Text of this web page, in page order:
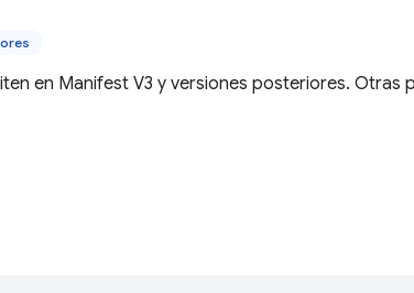
en Manifest V3 y versiones posteriores. Otras